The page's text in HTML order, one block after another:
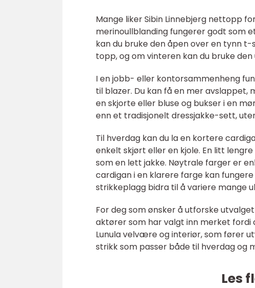
Mange liker Sibin Linnebjerg nettopp
merinoullblanding fungerer godt som
kan du bruke den åpen over en tynn
topp, og om vinteren kan du bruke
I en jobb- eller kontorsammenheng
til blazer. Du kan få en mer
en skjorte eller bluse og bukser i en
enn et tradisjonelt dressjakke-sett,
Til hverdag kan du la en kortere
enkelt skjørt eller en kjole. En litt
som en lett jakke. Nøytrale farger er
cardigan i en klarere farge kan
strikkeplagg bidra til å variere mange
For deg som ønsker å utforske
aktører som har valgt inn merket fordi
Lunula velvære og interiør, som fører
strikk som passer både til hverdag og
Les